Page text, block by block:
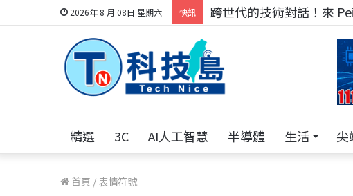
2026年 8 月 08日 星期六 快訊 跨世代的技術對話！來
精選 3C AI人工智慧 半導體 生活 尖
首頁 / 表情符號